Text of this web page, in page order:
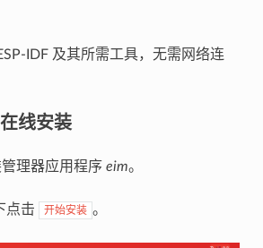
IDF 及其所需工具，无需网络连
线安装
理器应用程序 eim。
点击 开始安装 。